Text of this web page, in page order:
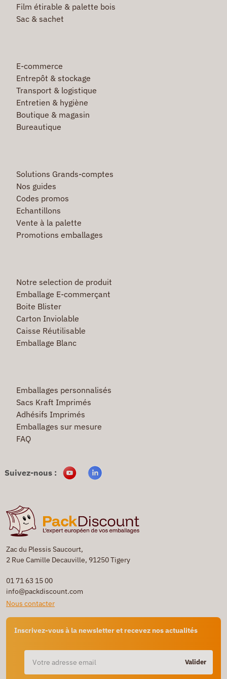
Zac du Plessis Saucourt,
2 Rue Camille Decauville, 91250 Tigery
01 71 63 15 00
info@packdiscount.com
Nous contacter
Inscrivez-vous à la newsletter et recevez nos actualités
Valider
Film étirable & palette bois
Sac & sachet
E-commerce
Entrepôt & stockage
Transport & logistique
Entretien & hygiène
Boutique & magasin
Bureautique
Solutions Grands-comptes
Nos guides
Codes promos
Echantillons
Vente à la palette
Promotions emballages
Notre selection de produit
Emballage E-commerçant
Boite Blister
Carton Inviolable
Caisse Réutilisable
Emballage Blanc
Emballages personnalisés
Sacs Kraft Imprimés
Adhésifs Imprimés
Emballages sur mesure
FAQ
Suivez-nous :